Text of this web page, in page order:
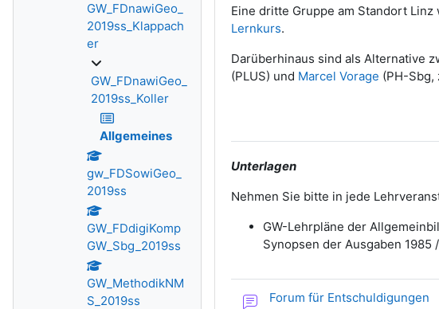
Eine dritte Gruppe am Standort
Lernkurs.
Darüberhinaus sind als Alternative
(PLUS) und Marcel Vorage (PH-Sbg,
Unterlagen
Nehmen Sie bitte in jede
GW-Lehrpläne der
Synopsen der Ausgaben 1985
Forum für Entschuldigungen
GW_FDnawiGeo_
2019ss_Klappach
er
GW_FDnawiGeo_
2019ss_Koller
Allgemeines
gw_FDSowiGeo_
2019ss
GW_FDdigiKomp
GW_Sbg_2019ss
GW_MethodikNM
S_2019ss